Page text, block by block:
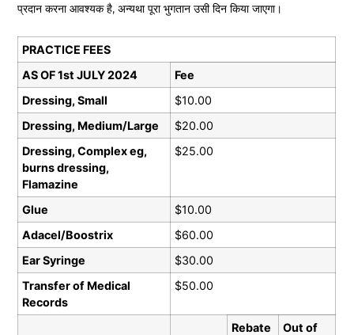
प्रदान करना आवश्यक है, अन्यथा पूरा भुगतान उसी दिन किया जाएगा।
PRACTICE FEES
AS OF 1st JULY 2024
Fee
Dressing, Small
$10.00
Dressing, Medium/Large
$20.00
Dressing, Complex eg,
burns dressing,
Flamazine
$25.00
Glue
$10.00
Adacel/Boostrix
$60.00
Ear Syringe
$30.00
Transfer of Medical
Records
$50.00
Rebate
Out of